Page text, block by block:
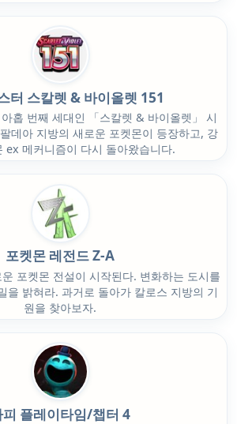
터 스칼렛 & 바이올렛 151
홉 번째 세대인 「스칼렛 & 바이올렛」 시
데아 지방의 새로운 포켓몬이 등장하고, 강
ex 메커니즘이 다시 돌아왔습니다.
포켓몬 레전드 Z-A
포켓몬 전설이 시작된다. 변화하는 도시를
을 밝혀라. 과거로 돌아가 칼로스 지방의 기
원을 찾아보자.
피 플레이타임/챕터 4